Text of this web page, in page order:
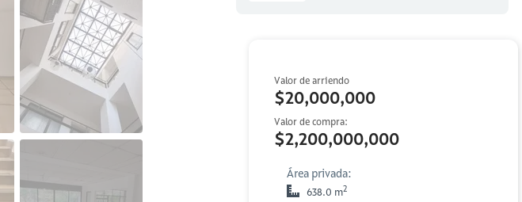
Valor de arriendo
$20,000,000
Valor de compra:
$2,200,000,000
Área privada:
638.0 m2